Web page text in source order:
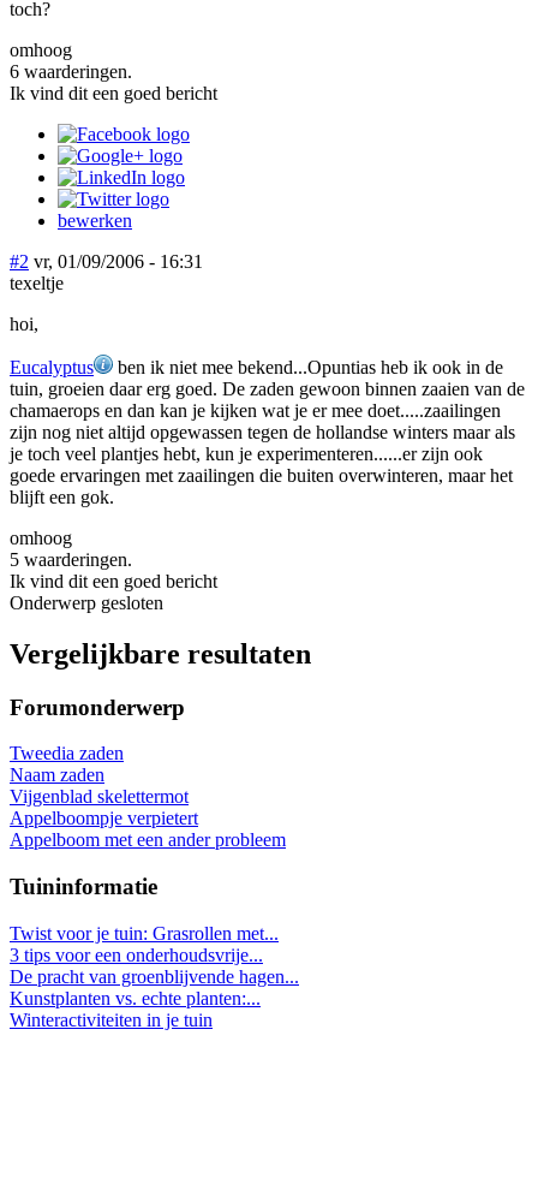
toch?
omhoog
6 waarderingen.
Ik vind dit een goed bericht
bewerken
#2 vr, 01/09/2006 - 16:31
texeltje
hoi,
Eucalyptus
ben ik niet mee bekend...Opuntias heb ik ook in de
tuin, groeien daar erg goed. De zaden gewoon binnen zaaien van de
chamaerops en dan kan je kijken wat je er mee doet.....zaailingen
zijn nog niet altijd opgewassen tegen de hollandse winters maar als
je toch veel plantjes hebt, kun je experimenteren......er zijn ook
goede ervaringen met zaailingen die buiten overwinteren, maar het
blijft een gok.
omhoog
5 waarderingen.
Ik vind dit een goed bericht
Onderwerp gesloten
Vergelijkbare resultaten
Forumonderwerp
Tweedia zaden
Naam zaden
Vijgenblad skelettermot
Appelboompje verpietert
Appelboom met een ander probleem
Tuininformatie
Twist voor je tuin: Grasrollen met...
3 tips voor een onderhoudsvrije...
De pracht van groenblijvende hagen...
Kunstplanten vs. echte planten:...
Winteractiviteiten in je tuin